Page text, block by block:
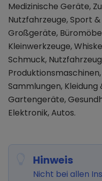
Medizinische Geräte,
Nutzfahrzeuge, Sport
Großgeräte,
Kleinwerkzeuge,
Schmuck,
Sammlungen,
Gartengeräte,
Elektronik, Autos.
Hinweis
Nicht bei allen